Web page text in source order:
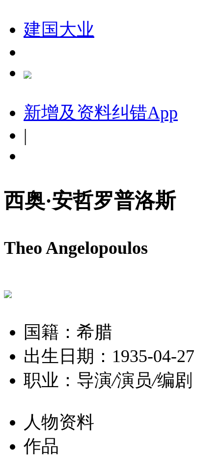
建国大业
新增及资料纠错App
|
西奥·安哲罗普洛斯
Theo Angelopoulos
国籍：希腊
出生日期：1935-04-27
职业：导演/演员/编剧
人物资料
作品